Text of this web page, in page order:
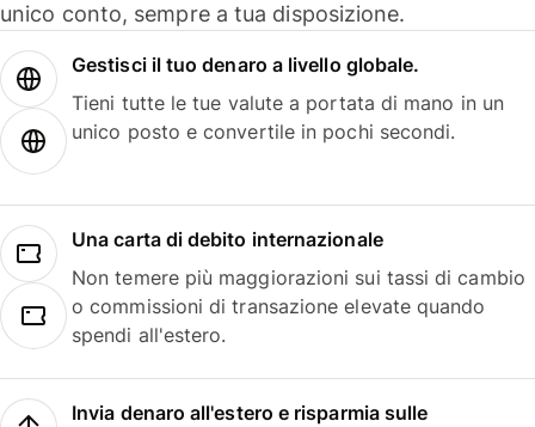
unico conto, sempre a tua disposizione.
Gestisci il tuo denaro a livello globale.
Tieni tutte le tue valute a portata di mano in un
unico posto e convertile in pochi secondi.
Una carta di debito internazionale
Non temere più maggiorazioni sui tassi di cambio
o commissioni di transazione elevate quando
spendi all'estero.
Invia denaro all'estero e risparmia sulle